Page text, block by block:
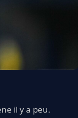
il y a peu.